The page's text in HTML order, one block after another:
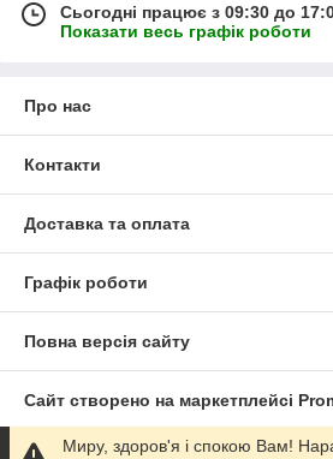
Сьогодні працює з 09:30 до
Показати весь графік роботи
Про нас
Контакти
Доставка та оплата
Графік роботи
Повна версія сайту
Сайт створено на маркетплейсі
Миру, здоров'я і спокою Вам!